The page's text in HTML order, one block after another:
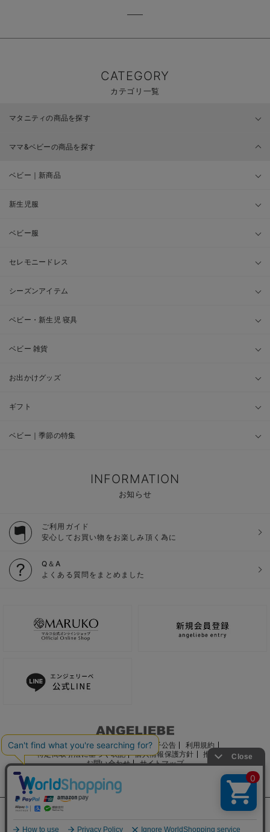
CATEGORY
カテゴリ一覧
マタニティの商品を探す
ママ&ベビーの商品を探す
ベビー｜新商品
新生児服
ベビー服
セレモニードレス
シーズンアイテム
ベビー・新生児 寝具
ベビー 雑貨
お出かけグッズ
ギフト
ベビー｜季節の特集
INFORMATION
お知らせ
ご利用ガイド
安心してお買い物をお楽しみ頂く為に
Q＆A
よくある質問をまとめました
ご利用ガイド 会社概要 電子公告
利用規約
特定商取引法に基づく表記
個人情報保護方針
推奨環境
お問い合わせ
サイトマップ
サイト内の文章、画像などの著作物はマルコ株式会社に属します。